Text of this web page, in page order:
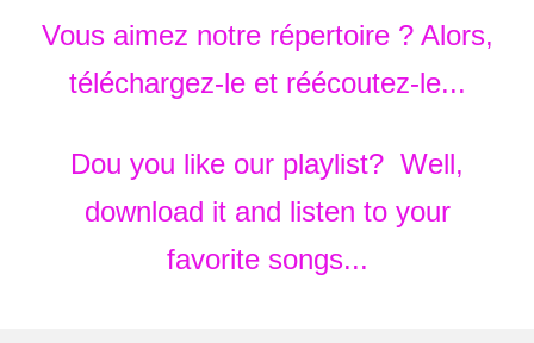
Vous aimez notre répertoire ? Alors,
téléchargez-le etréécoutez-le...
Dou you like our playlist? Well,
download it and listen to your
favorite songs...